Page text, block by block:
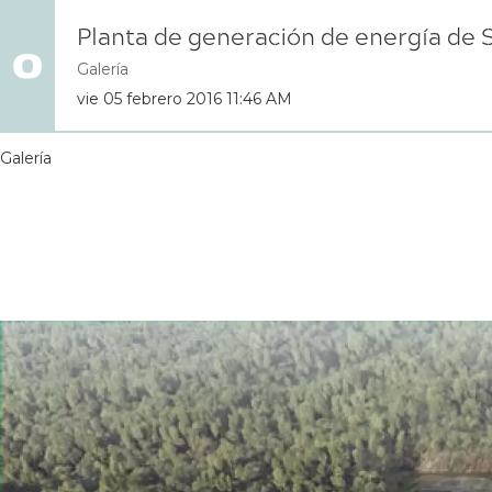
Planta de generación de energía de
Galería
vie 05 febrero 2016 11:46 AM
Galería